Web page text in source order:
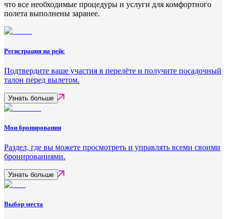
что все необходимые процедуры и услуги для комфортного
полета выполнены заранее.
Регистрация на рейс
Подтвердите ваше участия в перелёте и получите посадочный
талон перед вылетом.
Узнать больше
Мои бронирования
Раздел, где вы можете просмотреть и управлять всеми своими
бронированиями.
Узнать больше
Выбор места